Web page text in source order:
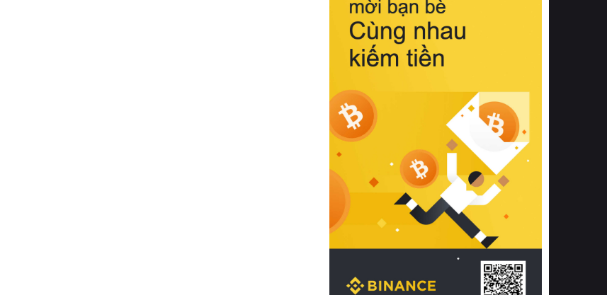
hồi chuẩn xác của phần đệm nâng đỡ
cột sống.
Bên cạnh đó, việc lựa chọn các dòng
sản phẩm đạt chuẩn chất lượng quốc
tế còn giúp ngăn ngừa tình trạng kích
khuẩn và nấm mốc trong điều kiện
thời tiết nóng ẩm. Bạn có thể tìm hiểu
thêm các nghiên cứu khoa học về tác
động của giấc ngủ và môi trường
phòng ngủ đối với sức khỏe con
người tại Sleep Foundation (External
Link) để có cái nhìn toàn diện hơn.
2. Các tiêu chí vàng khi lựa chọn
chăn ga gối đệm cao cấp cho phòng
ngủ
Để sở hữu một bộ chăn ga gối đệm
cao cấp hoàn hảo cả về thẩm mỹ lẫn
công năng, người tiêu dùng cần cân
nhắc kỹ lưỡng các tiêu chí quan trọng